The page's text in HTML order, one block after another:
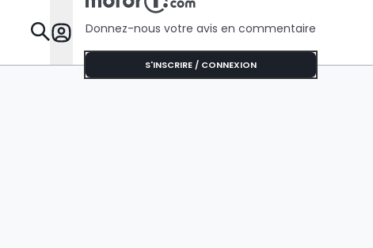
Donnez-nous votre avis en commentaire
S'INSCRIRE / CONNEXION